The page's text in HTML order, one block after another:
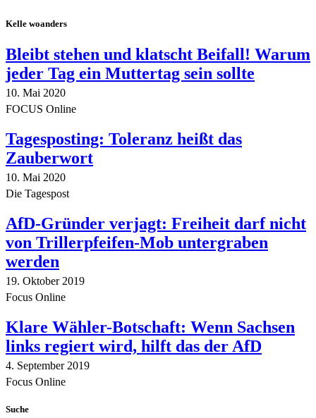
Kelle woanders
Bleibt stehen und klatscht Beifall! Warum
jeder Tag ein Muttertag sein sollte
10. Mai 2020
FOCUS Online
Tagesposting: Toleranz heißt das
Zauberwort
10. Mai 2020
Die Tagespost
AfD-Gründer verjagt: Freiheit darf nicht
von Trillerpfeifen-Mob untergraben
werden
19. Oktober 2019
Focus Online
Klare Wähler-Botschaft: Wenn Sachsen
links regiert wird, hilft das der AfD
4. September 2019
Focus Online
Suche